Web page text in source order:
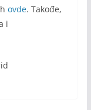
ovde. Takođe,
i